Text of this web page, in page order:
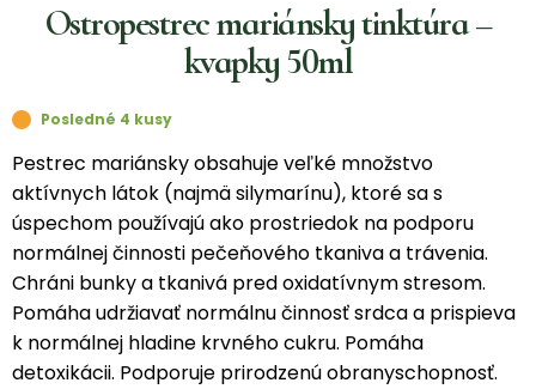
Ostropestrec mariánsky tinktúra –
kvapky 50ml
Posledné 4 kusy
Pestrec mariánsky obsahuje veľké množstvo
aktívnych látok (najmä silymarínu), ktoré sa s
úspechom používajú ako prostriedok na podporu
normálnej činnosti pečeňového tkaniva a trávenia.
Chráni bunky a tkanivá pred oxidatívnym stresom.
Pomáha udržiavať normálnu činnosť srdca a prispieva
k normálnej hladine krvného cukru. Pomáha
detoxikácii. Podporuje prirodzenú obranyschopnosť.